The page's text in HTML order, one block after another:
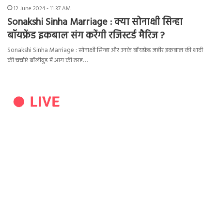
12 June 2024 - 11:37 AM
Sonakshi Sinha Marriage : क्या सोनाक्षी सिन्हा
बॉयफ्रेंड इकबाल संग करेंगी रजिस्टर्ड मैरिज ?
Sonakshi Sinha Marriage : सोनाक्षी सिन्हा और उनके बॉयफ्रेंड जहीर इकबाल की शादी
की चर्चाएं बॉलीवुड में आग की तरह…